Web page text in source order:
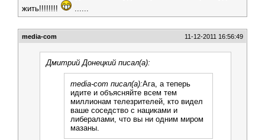
жить!!!!!!!!
......
media-com 11-12-2011 16:56:49
Дмитрий Донецкий писал(а):
media-com писал(а):Ага, а теперь
идите и объясняйте всем тем
миллионам телезрителей, кто видел
ваше соседство с нациками и
либералами, что вы ни одним миром
мазаны.